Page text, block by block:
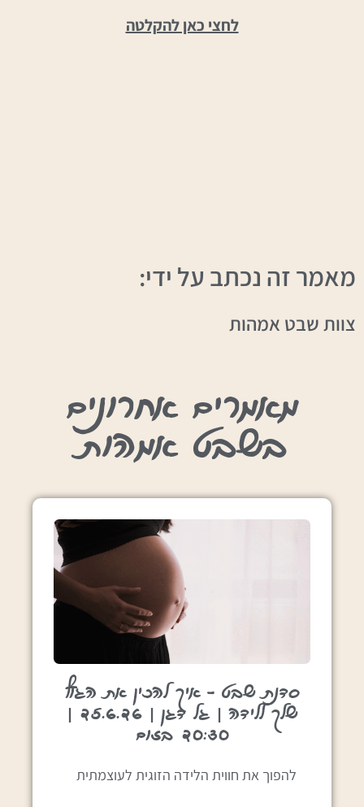
לחצי כאן להקלטה
מאמר זה נכתב על ידי:
צוות שבט אמהות
מאמרים אחרונים
בשבט אמהות
סדנת שבט – איך להכין את הגוף
שלך ללידה | גל דגן | 25.6.26 |
20:30 בזום
להפוך את חווית הלידה הזוגית לעוצמתית